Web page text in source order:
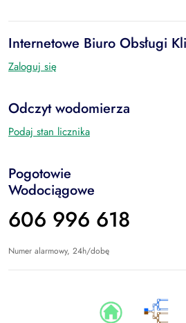
Internetowe Biuro Obsługi
Zaloguj się
Odczyt wodomierza
Podaj stan licznika
Pogotowie
Wodociągowe
606 996 618
Numer alarmowy, 24h/dobę